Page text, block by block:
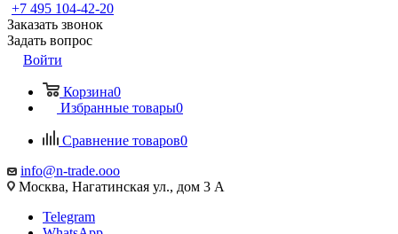
+7 495 104-42-20
Заказать звонок
Задать вопрос
Войти
Корзина0
Избранные товары0
Сравнение товаров0
info@n-trade.ooo
Москва, Нагатинская ул., дом 3 А
Telegram